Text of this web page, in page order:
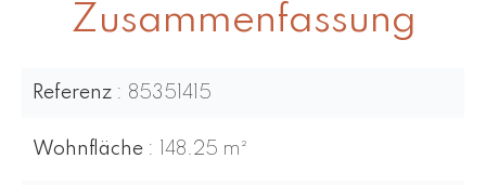
Zusammenfassung
Referenz 85351415
Wohnfläche 148.25 m²